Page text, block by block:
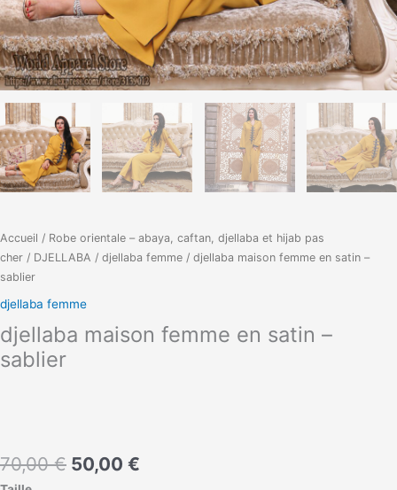
Accueil / Robe orientale – abaya, caftan, djellaba et hijab pas
cher / DJELLABA / djellaba femme / djellaba maison femme en satin –
sablier
djellaba femme
djellaba maison femme en satin –
sablier
70,00€ 50,00 €